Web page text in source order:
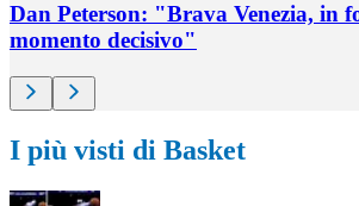
Dan Peterson: "Brava Venezia, in
momento decisivo"
I più visti di Basket